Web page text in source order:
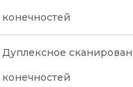
конечностей
Дуплексное
конечностей